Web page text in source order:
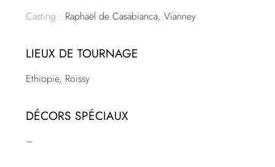
Casting : Raphaël de Casabianca, Vianney
LIEUX DE TOURNAGE
Ethiopie, Roissy
DÉCORS SPÉCIAUX
–